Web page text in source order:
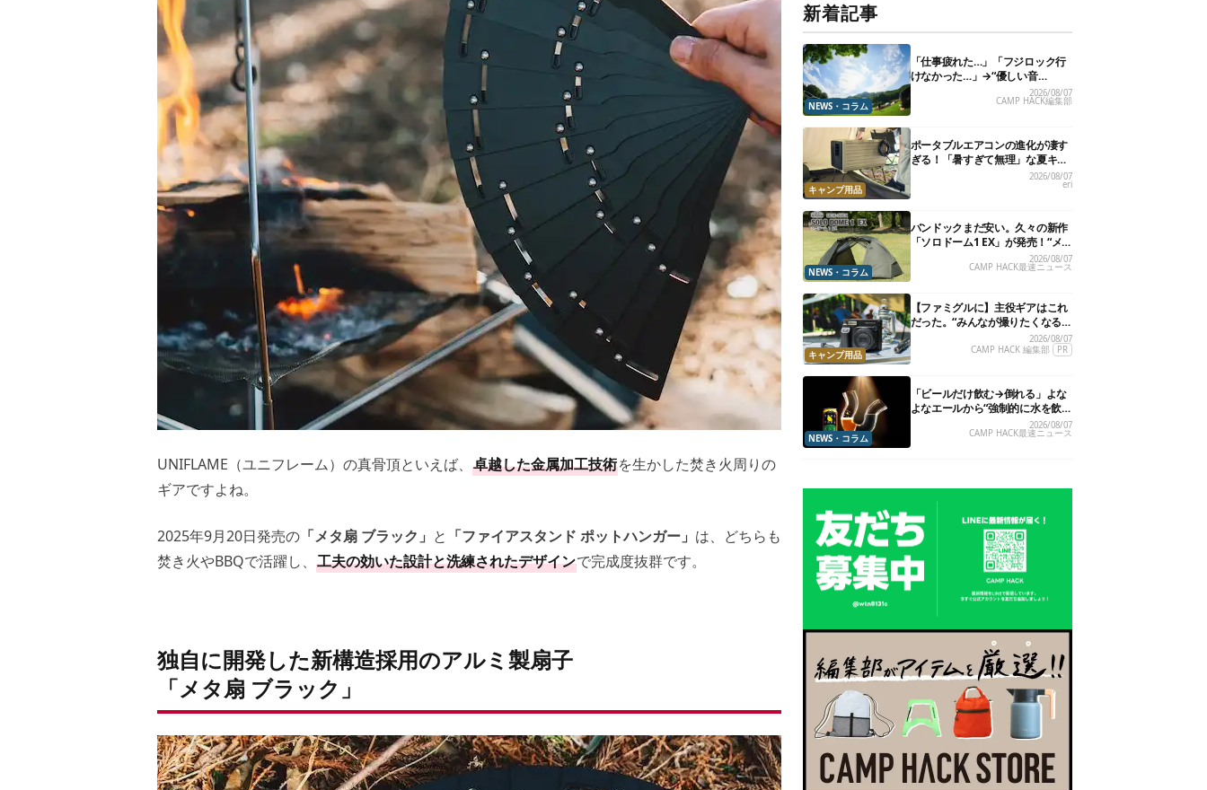
UNIFLAME（ユニフレーム）の真骨頂といえば、 卓越した金属加工技術を生かした焚き火周りの
ギアですよね。
2025年9月20日発売の「メタ扇 ブラック」 と 「ファイアスタンド ポットハンガー」 は、どちらも
焚き火やBBQで活躍し、 工夫の効いた設計と洗練されたデザインで完成度抜群です。
独自に開発した新構造採用のアルミ製扇子
「メタ扇 ブラック」
新着記事
NEWS・コラム
「仕事疲れた…」「フジロック行
けなかった…」→“優しい音
楽”と“大きな自然”で治癒。まだ間
に合います。
2026/08/07
CAMP HACK編集部
キャンプ用品
ポータブルエアコンの進化が凄す
ぎる！「暑すぎて無理」な夏キャ
ンプを激変させる最新5選2026/08/07
eri
NEWS・コラム
バンドックまだ安い。久々の新作
「ソロドーム1 EX」が発売！“メ
ッシュインナー”だけでも使える
よ【防災も◎】
2026/08/07
CAMP HACK最速ニュース
キャンプ用品
【ファミグルに】主役ギアはこれ
だった。“みんなが撮りたくなる
カメラ”が楽しすぎる！
2026/08/07
CAMP HACK 編集部
PR
NEWS・コラム
「ビールだけ飲む→倒れる」よな
よなエールから“強制的に水を飲
2026/08/07
CAMP HACK最速ニュース